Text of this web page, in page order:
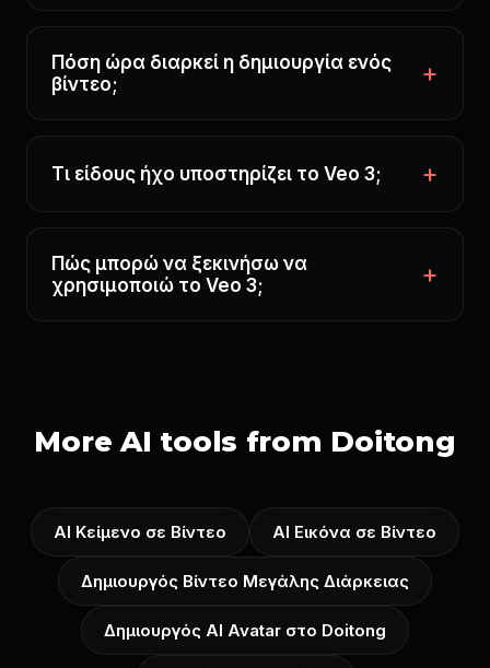
Πόση ώρα διαρκεί η δημιουργία ενός
βίντεο;
Τι είδους ήχο υποστηρίζει το Veo 3;
Πώς μπορώ να ξεκινήσω να
χρησιμοποιώ το Veo 3;
More AI tools from Doitong
AI Κείμενο σε Βίντεο AI Εικόνα σε Βίντεο
Δημιουργός Βίντεο Μεγάλης Διάρκειας
Δημιουργός AI Avatar στο Doitong